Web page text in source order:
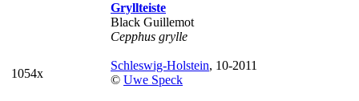
1054x
Gryllteiste
Black Guillemot
Cepphus grylle
Schleswig-Holstein, 10-2011
© Uwe Speck